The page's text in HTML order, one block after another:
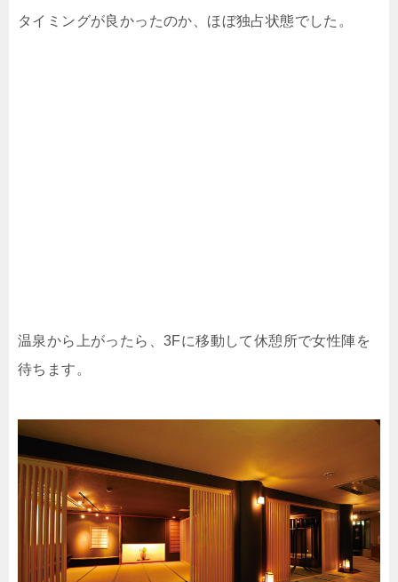
タイミングが良かったのか、ほぼ独占状態でした。
温泉から上がったら、3Fに移動して休憩所で女性陣を
待ちます。